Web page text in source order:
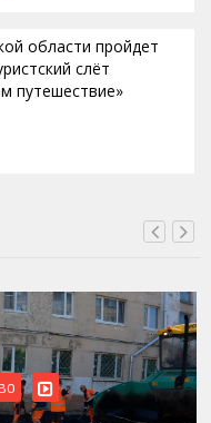
области пройдет
слёт
путешествие»